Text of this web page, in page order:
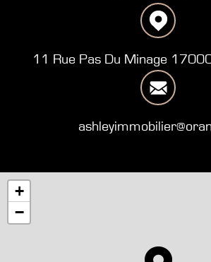
11 Rue Pas Du Minage
+
−